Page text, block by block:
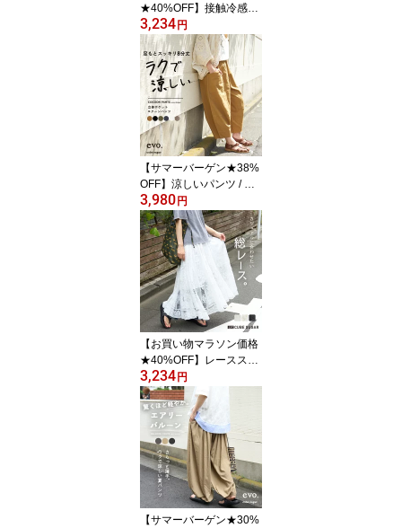
★40%OFF】接触冷感T
シャツ / 公式 CUBE SUG
AR 冷感天竺 ドルマン タ
ック入り プルオーバー T
シャツ (5色): アメカジ レ
ディース トップス Tシャ
ツ ひんやり ロゴTシャツ
半袖 カットソー カジュ
アル キューブシュガー
3,234 円
【サマーバーゲン★38%
OFF】涼しいパンツ / WE
B限定 cube sugar evo.
(キューブシュガーエボ)
立体 ポケット イージー
コクーンパンツ (6色): ア
メカジ レディース ボト
ムス パンツ 無地 シンプ
ル カジュアル ナチュラ
ル リラックス
3,980 円
【お買い物マラソン価格
★40%OFF】レーススカ
ート / 公式 CUBE SUGA
R 花柄 レース ギャザー
スカート (3色): アメカジ
レディース ボトムス ス
カート 刺繍 ロング丈 ウ
エストゴム フレア カジ
ュアル ナチュラル キュ
ーブシュガー
3,234 円
【サマーバーゲン★30%